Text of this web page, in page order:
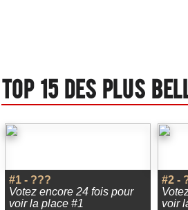
Top 15 des plus
#1 - ???
Votez encore 24 fois pour
voir la place #1
#2 -
voir